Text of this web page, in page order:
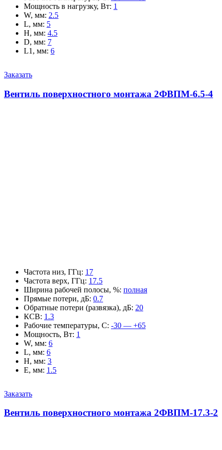
Мощность в нагрузку, Вт: 1
W, мм: 2.5
L, мм: 5
H, мм: 4.5
D, мм: 7
L1, мм: 6
Заказать
Вентиль поверхностного монтажа 2ФВПМ-6.5-4
Частота низ, ГГц: 17
Частота верх, ГГц: 17.5
Ширина рабочей полосы, %: полная
Прямые потери, дБ: 0.7
Обратные потери (развязка), дБ: 20
КСВ: 1.3
Рабочие температуры, С: -30 — +65
Мощность, Вт: 1
W, мм: 6
L, мм: 6
H, мм: 3
E, мм: 1.5
Заказать
Вентиль поверхностного монтажа 2ФВПМ-17.3-2